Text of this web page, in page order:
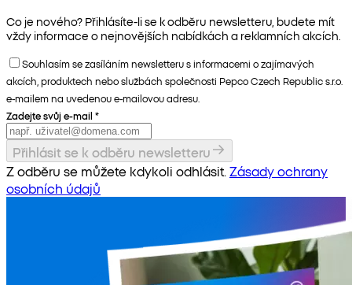
Co je nového? Přihlásíte-li se k odběru newsletteru, budete mít
vždy informace o nejnovějších nabídkách a reklamních akcích.
Souhlasím se zasíláním newsletteru s informacemi o zajímavých
akcích, produktech nebo službách společnosti Pepco Czech Republic s.r.o.
e-mailem na uvedenou e-mailovou adresu.
Zadejte svůj e-mail *
Přihlásit se k odběru newsletteru
Z odběru se můžete kdykoli odhlásit. Zásady ochrany
osobních údajů